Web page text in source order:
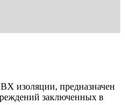
изоляции, предназначен
заключенных в